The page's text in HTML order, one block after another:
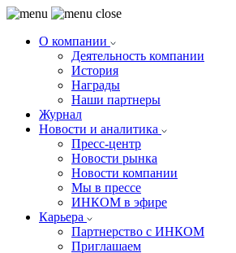
О компании
Деятельность компании
История
Награды
Наши партнеры
Журнал
Новости и аналитика
Пресс-центр
Новости рынка
Новости компании
Мы в прессе
ИНКОМ в эфире
Карьера
Партнерство с ИНКОМ
Приглашаем